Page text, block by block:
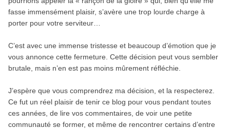
fasse immensément plaisir, s’avère une trop lourde charge à
porter pour votre serviteur…
C’est avec une immense tristesse et beaucoup d’émotion que je
vous annonce cette fermeture. Cette décision peut vous sembler
brutale, mais n’en est pas moins mûrement réfléchie.
J’espère que vous comprendrez ma décision, et la respecterez.
Ce fut un réel plaisir de tenir ce blog pour vous pendant toutes
ces années, de lire vos commentaires, de voir une petite
communauté se former, et même de rencontrer certains d’entre